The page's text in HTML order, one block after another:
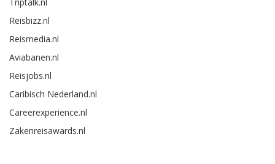
Triptalk.nl
Reisbizz.nl
Reismedia.nl
Aviabanen.nl
Reisjobs.nl
Caribisch Nederland.nl
Careerexperience.nl
Zakenreisawards.nl